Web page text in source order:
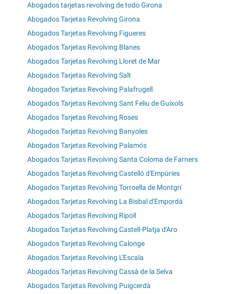
Abogados tarjetas revolving de todo Girona
Abogados Tarjetas Revolving Girona
Abogados Tarjetas Revolving Figueres
Abogados Tarjetas Revolving Blanes
Abogados Tarjetas Revolving Lloret de Mar
Abogados Tarjetas Revolving Salt
Abogados Tarjetas Revolving Palafrugell
Abogados Tarjetas Revolving Sant Feliu de Guíxols
Abogados Tarjetas Revolving Roses
Abogados Tarjetas Revolving Banyoles
Abogados Tarjetas Revolving Palamós
Abogados Tarjetas Revolving Santa Coloma de Farners
Abogados Tarjetas Revolving Castelló d'Empúries
Abogados Tarjetas Revolving Torroella de Montgrí
Abogados Tarjetas Revolving La Bisbal d'Empordà
Abogados Tarjetas Revolving Ripoll
Abogados Tarjetas Revolving Castell-Platja d'Aro
Abogados Tarjetas Revolving Calonge
Abogados Tarjetas Revolving L'Escala
Abogados Tarjetas Revolving Cassà de la Selva
Abogados Tarjetas Revolving Puigcerdà